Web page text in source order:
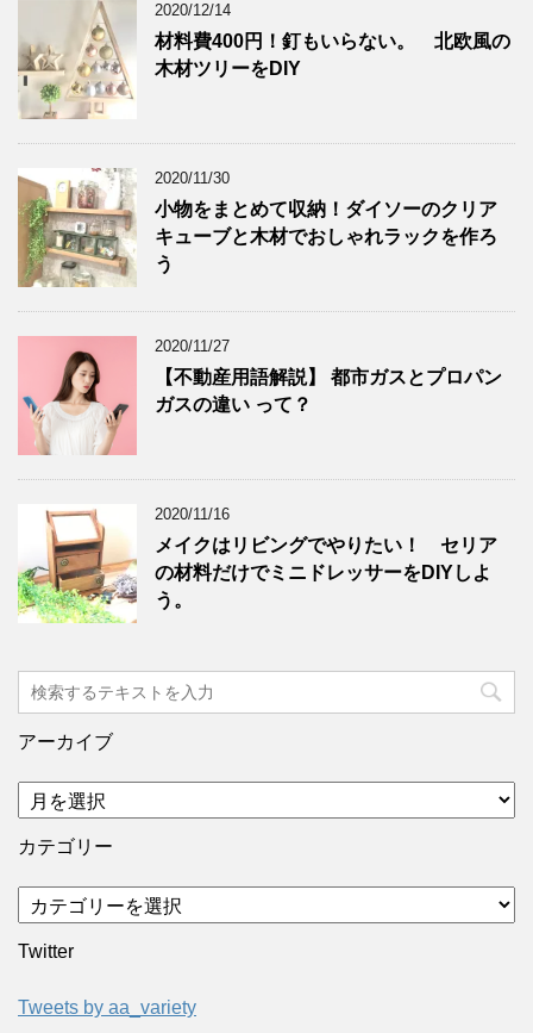
2020/12/14
材料費400円！釘もいらない。 北欧風の
木材ツリーをDIY
2020/11/30
小物をまとめて収納！ダイソーのクリア
キューブと木材でおしゃれラックを作ろ
う
2020/11/27
【不動産用語解説】 都市ガスとプロパン
ガスの違い って？
2020/11/16
メイクはリビングでやりたい！ セリア
の材料だけでミニドレッサーをDIYしよ
う。
アーカイブ
カテゴリー
Twitter
Tweets by aa_variety